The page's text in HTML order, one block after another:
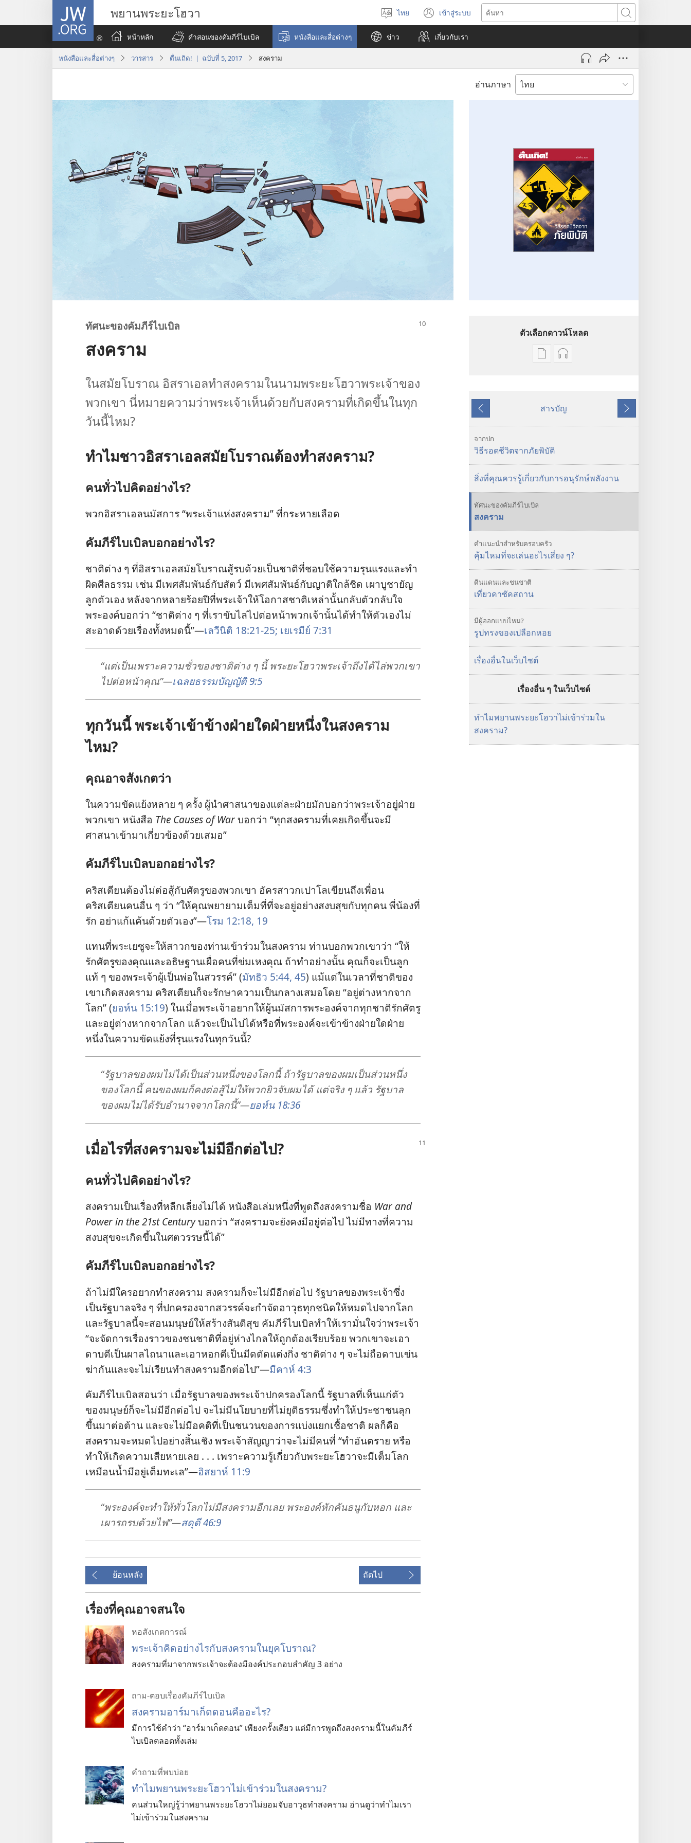
JW.ORG พยานพระยะโฮวา
เลือก
ภาษา
ไทย เข้าสู่ระบบ
(เปิด
หน้าต่าง
ใหม่)
ค้นหา
หน้าหลัก
คำสอนของคัมภีร์ไบเบิล หนังสือและสื่อต่างๆ ข่าว เกี่ยว​กับ​เรา
หนังสือและสื่อต่างๆ วารสาร ตื่นเถิด! | ฉบับที่ 5, 2017 สงคราม
อ่านภาษา
ทัศนะ​ของ​คัมภีร์​ไบเบิล
สงคราม
ใน​สมัย​โบราณ อิสราเอล​ทำ​สงคราม​ใน​นาม​พระ​ยะโฮวา​พระเจ้า​ของ​
พวก​เขา นี่​หมาย​ความ​ว่า​พระเจ้า​เห็น​ด้วย​กับ​สงคราม​ที่​เกิด​ขึ้น​ใน​ทุก​
วัน​นี้​ไหม?
ทำไม​ชาว​อิสราเอล​สมัย​โบราณ​ต้อง​ทำ​สงคราม?
คน​ทั่ว​ไป​คิด​อย่าง​ไร?
พวก​อิสราเอล​นมัสการ “พระเจ้า​แห่ง​สงคราม” ที่​กระหาย​เลือด
คัมภีร์​ไบเบิล​บอก​อย่าง​ไร?
ชาติ​ต่าง ๆ ที่​อิสราเอล​สมัย​โบราณ​สู้​รบ​ด้วย​เป็น​ชาติ​ที่​ชอบ​ใช้​ความ​รุนแรง​และ​ทำ​
ผิด​ศีลธรรม เช่น มี​เพศ​สัมพันธ์​กับ​สัตว์ มี​เพศ​สัมพันธ์​กับ​ญาติ​ใกล้​ชิด เผา​บูชายัญ​
ลูก​ตัว​เอง หลัง​จาก​หลาย​ร้อย​ปี​ที่​พระเจ้า​ให้​โอกาส​ชาติ​เหล่า​นั้น​กลับ​ตัว​กลับ​ใจ
พระองค์​บอก​ว่า “ชาติ​ต่าง ๆ ที่​เรา​ขับ​ไล่​ไป​ต่อ​หน้า​พวก​เจ้า​นั้น​ได้​ทำ​ให้​ตัว​เอง​ไม่​
สะอาด​ด้วย​เรื่อง​ทั้ง​หมด​นี้”—เลวีนิติ 18:21-25; เยเรมีย์ 7:31
“แต่​เป็น​เพราะ​ความ​ชั่ว​ของ​ชาติ​ต่าง ๆ นี้ พระ​ยะโฮวา​พระเจ้า​ถึง​ได้​ไล่​พวก​เขา​
ไป​ต่อ​หน้า​คุณ”—เฉลย​ธรรมบัญญัติ 9:5
ทุก​วัน​นี้ พระเจ้า​เข้า​ข้าง​ฝ่าย​ใด​ฝ่าย​หนึ่ง​ใน​สงคราม​
ไหม?
คุณ​อาจ​สังเกต​ว่า
ใน​ความ​ขัด​แย้ง​หลาย ๆ ครั้ง ผู้​นำ​ศาสนา​ของ​แต่​ละ​ฝ่าย​มัก​บอก​ว่า​พระเจ้า​อยู่​ฝ่าย​
พวก​เขา หนังสือ The Causes of Warบอก​ว่า “ทุก​สงคราม​ที่​เคย​เกิด​ขึ้น​จะ​มี​
ศาสนา​เข้า​มา​เกี่ยว​ข้อง​ด้วย​เสมอ”
คัมภีร์​ไบเบิล​บอก​อย่าง​ไร?
คริสเตียน​ต้อง​ไม่​ต่อ​สู้​กับ​ศัตรู​ของ​พวก​เขา อัครสาวก​เปาโล​เขียน​ถึง​เพื่อน​
คริสเตียน​คน​อื่น ๆ ว่า “ให้​คุณ​พยายาม​เต็ม​ที่​ที่​จะ​อยู่​อย่าง​สงบ​สุข​กับ​ทุก​คน พี่​น้อง​ที่​
รัก อย่า​แก้แค้น​ด้วย​ตัว​เอง”—โรม 12:18, 19
แทน​ที่​พระ​เยซู​จะ​ให้​สาวก​ของ​ท่าน​เข้า​ร่วม​ใน​สงคราม ท่าน​บอก​พวก​เขา​ว่า “ให้​
รัก​ศัตรู​ของ​คุณ​และ​อธิษฐาน​เผื่อ​คน​ที่​ข่มเหง​คุณ ถ้า​ทำ​อย่าง​นั้น คุณ​ก็​จะ​เป็น​ลูก​
แท้ ๆ ของ​พระเจ้า​ผู้​เป็น​พ่อ​ใน​สวรรค์” (มัทธิว 5:44, 45) แม้​แต่​ใน​เวลา​ที่​ชาติ​ของ​
เขา​เกิด​สงคราม คริสเตียน​ก็​จะ​รักษา​ความ​เป็น​กลาง​เสมอ​โดย “อยู่​ต่าง​หาก​จาก​
โลก” (ยอห์น 15:19) ใน​เมื่อ​พระเจ้า​อยาก​ให้​ผู้​นมัสการ​พระองค์​จาก​ทุก​ชาติ​รัก​ศัตรู​
และ​อยู่​ต่าง​หาก​จาก​โลก แล้ว​จะ​เป็น​ไป​ได้​หรือ​ที่​พระองค์​จะ​เข้า​ข้าง​ฝ่าย​ใด​ฝ่าย​
หนึ่ง​ใน​ความ​ขัด​แย้ง​ที่​รุนแรง​ใน​ทุก​วัน​นี้?
“รัฐบาล​ของ​ผม​ไม่​ได้​เป็น​ส่วน​หนึ่ง​ของ​โลก​นี้ ถ้า​รัฐบาล​ของ​ผม​เป็น​ส่วน​หนึ่ง​
ของ​โลก​นี้ คน​ของ​ผม​ก็​คง​ต่อ​สู้​ไม่​ให้​พวก​ยิว​จับ​ผม​ได้ แต่​จริง ๆ แล้ว รัฐบาล​
ของ​ผม​ไม่​ได้​รับ​อำนาจ​จาก​โลก​นี้”—ยอห์น 18:36
เมื่อ​ไร​ที่​สงคราม​จะ​ไม่​มี​อีก​ต่อ​ไป?
คน​ทั่ว​ไป​คิด​อย่าง​ไร?
สงคราม​เป็น​เรื่อง​ที่​หลีก​เลี่ยง​ไม่​ได้ หนังสือ​เล่ม​หนึ่ง​ที่​พูด​ถึง​สงคราม​ชื่อ War and
Power in the 21st Centuryบอก​ว่า “สงคราม​จะ​ยัง​คง​มี​อยู่​ต่อ​ไป ไม่​มี​ทาง​ที่​ความ​
สงบ​สุข​จะ​เกิด​ขึ้น​ใน​ศตวรรษ​นี้​ได้”
คัมภีร์​ไบเบิล​บอก​อย่าง​ไร?
ถ้า​ไม่​มี​ใคร​อยาก​ทำ​สงคราม สงคราม​ก็​จะ​ไม่​มี​อีก​ต่อ​ไป รัฐบาล​ของ​พระเจ้า​ซึ่ง​
เป็น​รัฐบาล​จริง ๆ ที่​ปกครอง​จาก​สวรรค์​จะ​กำจัด​อาวุธ​ทุก​ชนิด​ให้​หมด​ไป​จาก​โลก
และ​รัฐบาล​นี้​จะ​สอน​มนุษย์​ให้​สร้าง​สันติ​สุข คัมภีร์​ไบเบิล​ทำ​ให้​เรา​มั่น​ใจ​ว่า​พระเจ้า
“จะ​จัด​การ​เรื่อง​ราว​ของ​ชน​ชาติ​ที่​อยู่​ห่าง​ไกล​ให้​ถูก​ต้อง​เรียบร้อย พวก​เขา​จะ​เอา​
ดาบ​ตี​เป็น​ผาล​ไถ​นา​และ​เอา​หอก​ตี​เป็น​มีด​ตัด​แต่ง​กิ่ง ชาติ​ต่าง ๆ จะ​ไม่​ถือ​ดาบ​เข่น​
ฆ่า​กัน​และ​จะ​ไม่​เรียน​ทำ​สงคราม​อีก​ต่อ​ไป”—มีคาห์ 4:3
คัมภีร์​ไบเบิล​สอน​ว่า เมื่อ​รัฐบาล​ของ​พระเจ้า​ปกครอง​โลก​นี้ รัฐบาล​ที่​เห็น​แก่​ตัว​
ของ​มนุษย์​ก็​จะ​ไม่​มี​อีก​ต่อ​ไป จะ​ไม่​มี​นโยบาย​ที่​ไม่​ยุติธรรม​ซึ่ง​ทำ​ให้​ประชาชน​ลุก​
ขึ้น​มา​ต่อ​ต้าน และ​จะ​ไม่​มี​อคติ​ที่​เป็น​ชนวน​ของ​การ​แบ่ง​แยก​เชื้อชาติ ผล​ก็​คือ
สงคราม​จะ​หมด​ไป​อย่าง​สิ้นเชิง พระเจ้า​สัญญา​ว่า​จะ​ไม่​มี​คน​ที่ “ทำ​อันตราย หรือ​
ทำ​ให้​เกิด​ความ​เสียหาย​เลย . . . เพราะ​ความ​รู้​เกี่ยว​กับ​พระ​ยะโฮวา​จะ​มี​เต็ม​โลก
เหมือน​น้ำ​มี​อยู่​เต็ม​ทะเล”—อิสยาห์ 11:9
“พระองค์​จะ​ทำ​ให้​ทั่ว​โลก​ไม่​มี​สงคราม​อีก​เลย พระองค์​หัก​คัน​ธนู​กับ​หอก และ​
เผา​รถ​รบ​ด้วย​ไฟ”—สดุดี 46:9
ย้อนหลัง ถัดไป
เรื่องที่คุณอาจสนใจ
หอสังเกตการณ์
พระเจ้าคิดอย่างไรกับสงครามในยุคโบราณ?
สงครามที่มาจากพระเจ้าจะต้องมีองค์ประกอบสำคัญ 3 อย่าง
ถาม-ตอบเรื่องคัมภีร์ไบเบิล
สงครามอาร์มาเก็ดดอนคืออะไร?
มีการใช้คำว่า “อาร์มาเก็ดดอน” เพียงครั้งเดียว แต่มีการพูดถึงสงครามนี้ในคัมภีร์
ไบเบิลตลอดทั้งเล่ม
คำถามที่พบบ่อย
ทำไมพยานพระยะโฮวาไม่เข้าร่วมในสงคราม?
คนส่วนใหญ่รู้ว่าพยานพระยะโฮวาไม่ยอมจับอาวุธทำสงคราม อ่านดูว่าทำไมเรา
ไม่เข้าร่วมในสงคราม
ตัวเลือกดาวน์โหลด
ตัว
สิ่ง
พิมพ์
เถิด!
วิธี
รอด
ตัว
ไฟล์
เสียง
วิธี
รอด
ชีวิต
ย้อน
หลัง
สารบัญ
ถัด
ไป
จากปก
วิธีรอดชีวิตจากภัยพิบัติ
สิ่งที่คุณควรรู้เกี่ยวกับการอนุรักษ์พลังงาน
ทัศนะของคัมภีร์ไบเบิล
สงคราม
คำแนะนำสำหรับครอบครัว
คุ้มไหมที่จะเล่นอะไรเสี่ยง ๆ?
ดินแดนและชนชาติ
เที่ยวคาซัคสถาน
มีผู้ออกแบบไหม?
รูปทรงของเปลือกหอย
เรื่องอื่นในเว็บไซต์
เรื่องอื่น ๆ ในเว็บไซต์
ทำไมพยานพระยะโฮวาไม่เข้าร่วมใน
สงคราม?